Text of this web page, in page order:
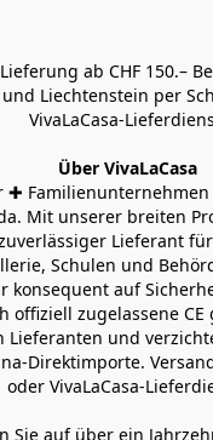
ab CHF 150.–
Liechtenstein per
VivaLaCasa-
Über VivaLaCasa
✚
Mit unserer breiten
Lieferant
Schulen und
konsequent auf
offiziell zugelassene
Lieferanten und
Direktimporte.
oder VivaLaCasa-
Sie auf über ein